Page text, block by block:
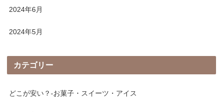
2024年6月
2024年5月
カテゴリー
どこが安い？-お菓子・スイーツ・アイス